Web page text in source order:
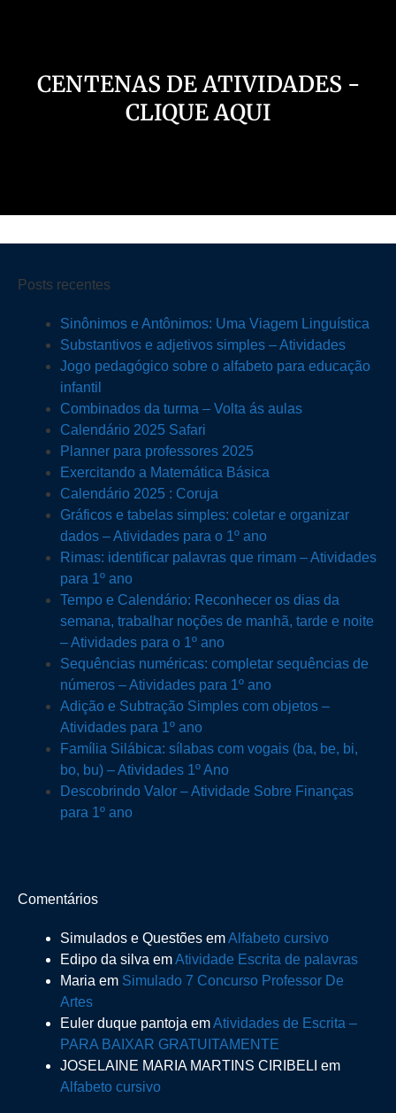
CENTENAS DE ATIVIDADES -
CLIQUE AQUI
Posts recentes
Sinônimos e Antônimos: Uma Viagem Linguística
Substantivos e adjetivos simples – Atividades
Jogo pedagógico sobre o alfabeto para educação
infantil
Combinados da turma – Volta ás aulas
Calendário 2025 Safari
Planner para professores 2025
Exercitando a Matemática Básica
Calendário 2025 : Coruja
Gráficos e tabelas simples: coletar e organizar
dados – Atividades para o 1º ano
Rimas: identificar palavras que rimam – Atividades
para 1º ano
Tempo e Calendário: Reconhecer os dias da
semana, trabalhar noções de manhã, tarde e noite
– Atividades para o 1º ano
Sequências numéricas: completar sequências de
números – Atividades para 1º ano
Adição e Subtração Simples com objetos –
Atividades para 1º ano
Família Silábica: sílabas com vogais (ba, be, bi,
bo, bu) – Atividades 1º Ano
Descobrindo Valor – Atividade Sobre Finanças
para 1º ano
Comentários
Simulados e Questões emAlfabeto cursivo
Edipo da silva emAtividade Escrita de palavras
Maria em Simulado 7 Concurso Professor De
Artes
Euler duque pantoja emAtividades de Escrita –
PARA BAIXAR GRATUITAMENTE
JOSELAINE MARIA MARTINS CIRIBELI em
Alfabeto cursivo